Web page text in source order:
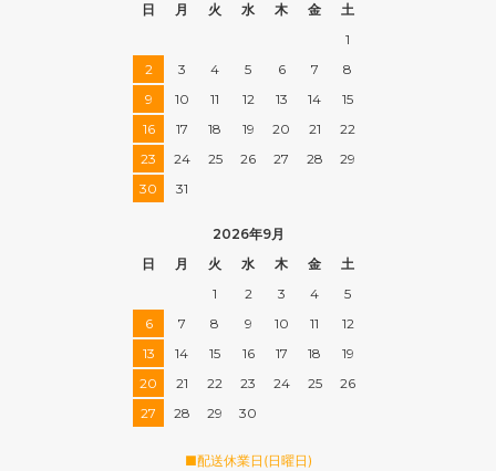
日
月 火 水 木 金
土
1
2
3 4 5 6 7
8
9
10 11 12 13 14
15
16
17 18 19 20 21
22
23
24 25 26 27 28
29
30
31
2026年9月
日
月 火 水 木 金
土
1
2 3 4
5
6
7 8 9 10 11
12
13
14 15 16 17 18
19
20
21 22 23 24 25
26
27
28 29 30
■配送休業日(日曜日)